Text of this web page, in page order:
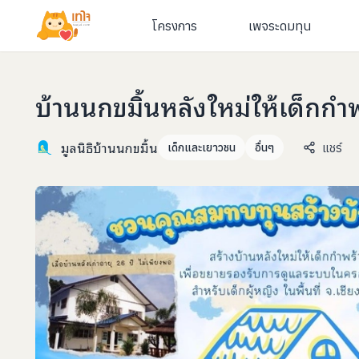
โครงการ เพจระดมทุน
บ้านนกขมิ้นหลังใหม่ให้เด็กกำ
มูลนิธิบ้านนกขมิ้น เด็กและเยาวชน อื่นๆ แชร์